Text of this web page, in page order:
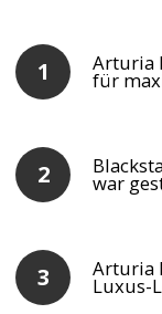
Arturia
für
war
Arturia
Luxus-